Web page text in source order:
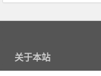
关于本站